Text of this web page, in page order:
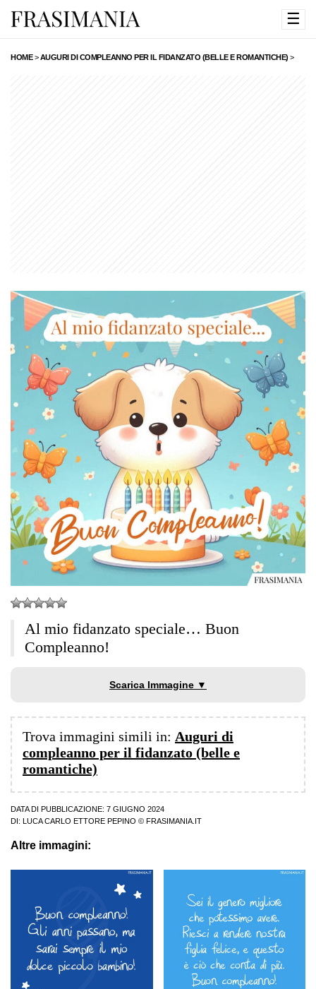
☰
HOME>AUGURI DI COMPLEANNO PER IL FIDANZATO (BELLE E ROMANTICHE) >
Al mio fidanzato speciale… Buon
Compleanno!
Scarica Immagine ▼
Trova immagini simili in: Auguri di
compleanno per il fidanzato (belle e
romantiche)
DATA DI PUBBLICAZIONE: 7 GIUGNO 2024
DI:
LUCA CARLO ETTORE PEPINO © FRASIMANIA.IT
Altre immagini: